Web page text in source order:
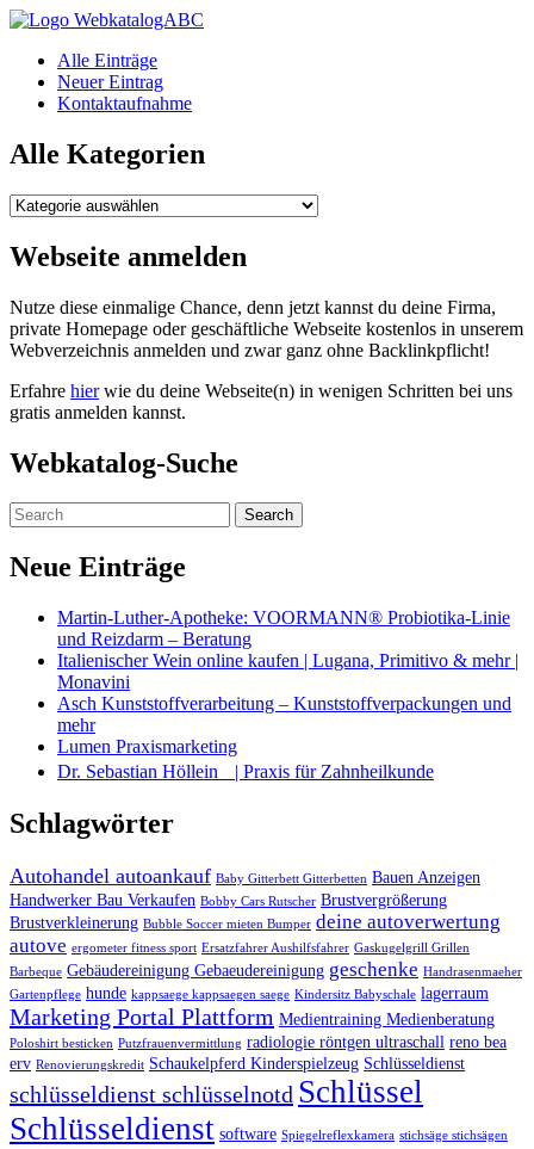
WebkatalogABC
Alle Einträge
Neuer Eintrag
Kontaktaufnahme
Alle Kategorien
Alle
Webseite anmelden
Nutze diese einmalige Chance, denn jetzt kannst du deine Firma,
private Homepage oder geschäftliche Webseite kostenlos in unserem
Webverzeichnis anmelden und zwar ganz ohne Backlinkpflicht!
Erfahre hierwie du deine Webseite(n) in wenigen Schritten bei uns
gratis anmelden kannst.
Webkatalog-Suche
Neue Einträge
Martin-Luther-Apotheke: VOORMANN® Probiotika-Linie
und Reizdarm – Beratung
Italienischer Wein online kaufen | Lugana, Primitivo & mehr |
Monavini
Asch Kunststoffverarbeitung – Kunststoffverpackungen und
mehr
Lumen Praxismarketing
Dr. Sebastian Höllein | Praxis für Zahnheilkunde
Schlagwörter
Autohandel autoankauf Baby Gitterbett Gitterbetten Bauen Anzeigen
Handwerker Bau Verkaufen Bobby Cars Rutscher Brustvergrößerung
Brustverkleinerung Bubble Soccer mieten Bumper deine autoverwertung
autove ergometer fitness sport Ersatzfahrer Aushilfsfahrer Gaskugelgrill Grillen
Barbeque Gebäudereinigung Gebaeudereinigung geschenke Handrasenmaeher
Gartenpflege hunde kappsaege kappsaegen saege Kindersitz Babyschale lagerraum
Marketing Portal Plattform Medientraining Medienberatung
Poloshirt besticken Putzfrauenvermittlung radiologie röntgen ultraschall reno bea
erv Renovierungskredit Schaukelpferd Kinderspielzeug Schlüsseldienst
schlüsseldienst schlüsselnotd Schlüssel
Schlüsseldienst software Spiegelreflexkamera stichsäge stichsägen